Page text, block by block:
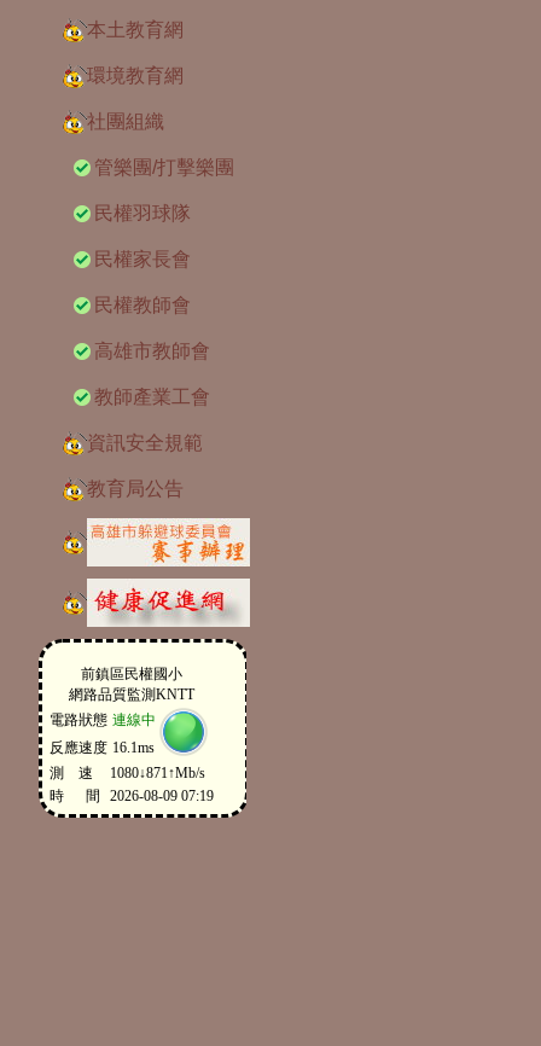
本土教育網
環境教育網
社團組織
管樂團/打擊樂團
民權羽球隊
民權家長會
民權教師會
高雄市教師會
教師產業工會
資訊安全規範
教育局公告